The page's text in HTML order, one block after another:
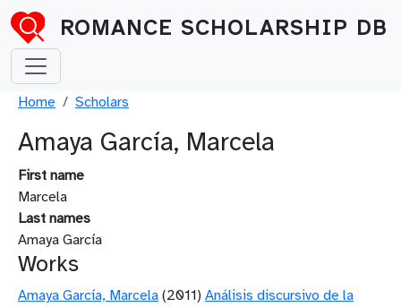
Skip to main content
ROMANCE SCHOLARSHIP DB
Breadcrumb
Home Scholars
Amaya García, Marcela
First name
Marcela
Last names
Amaya García
Works
Amaya García, Marcela (2011) Análisis discursivo de la